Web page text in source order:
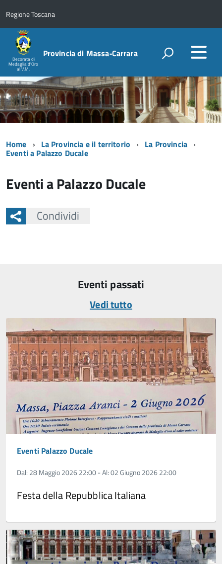
Regione Toscana
Decorata di
Medaglia d'Oro
al V.M.
Provincia di Massa‑Carrara
Home La Provincia e il territorio La Provincia
Eventi a Palazzo Ducale
Eventi a Palazzo Ducale
Condividi
Eventi passati
Vedi tutto
Eventi Palazzo Ducale
Dal: 28 Maggio 2026 22:00 - Al: 02 Giugno 2026 22:00
Festa della Repubblica Italiana